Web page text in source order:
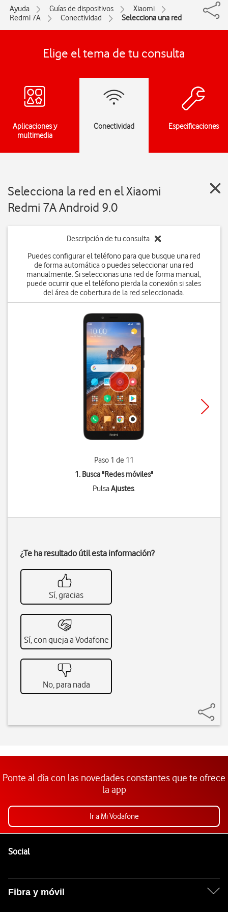
Ayuda Guías de dispositivos
Xiaomi
Redmi 7A
Conectividad Selecciona una red
Elige el tema de tu consulta
Aplicaciones y
multimedia
Conectividad Especificaciones
Selecciona la red en el Xiaomi
Redmi 7A Android 9.0
Descripción de tu consulta
Puedes configurar el teléfono para que busque una red
de forma automática o puedes seleccionar una red
manualmente. Si seleccionas una red de forma manual,
puede ocurrir que el teléfono pierda la conexión si sales
del área de cobertura de la red seleccionada.
Paso 1 de 11
1. Busca "Redes móviles"
PulsaAjustes.
¿Te ha resultado útil esta información?
Sí, gracias
Sí, con queja a Vodafone
No, para nada
Ponte al día con las novedades constantes que te ofrece
la app
Ir a Mi Vodafone
SocialEnlaces a las redes sociales de Vodafone
Fibra y móvil